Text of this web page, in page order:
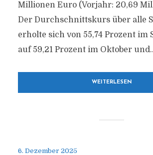
Millionen Euro (Vorjahr: 20,69
Der Durchschnittskurs über alle
erholte sich von 55,74 Prozent im
auf 59,21 Prozent im Oktober
WEITERLESEN
6. Dezember 2025